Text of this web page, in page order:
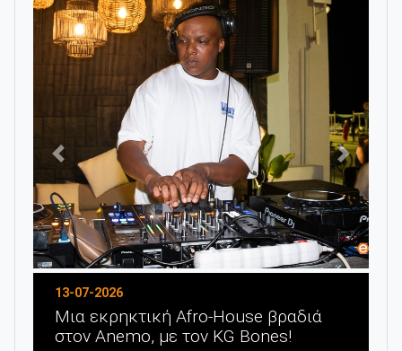
13-07-2026
Μια εκρηκτική Afro-House βραδιά
στον Anemo, με τον KG Bones!
Προηγούμενο Επόμενο